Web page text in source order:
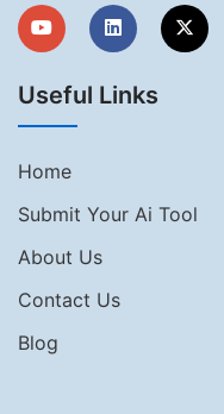
Useful Links
Home
Submit Your Ai Tool
About Us
Contact Us
Blog